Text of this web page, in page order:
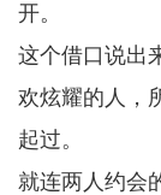
开。
这个借口说出
欢炫耀的人，
起过。
就连两人约会